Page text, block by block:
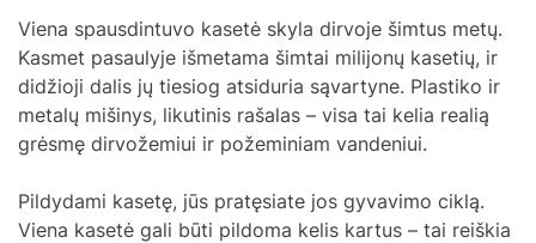
Viena spausdintuvo kasetė skyla dirvoje šimtus metų.
Kasmet pasaulyje išmetama šimtai milijonų kasetių, ir
didžioji dalis jų tiesiog atsiduria sąvartyne. Plastiko ir
metalų mišinys, likutinis rašalas – visa tai kelia realią
grėsmę dirvožemiui ir požeminiam vandeniui.
Pildydami kasetę, jūs pratęsiate jos gyvavimo ciklą.
Viena kasetė gali būti pildoma kelis kartus – tai reiškia